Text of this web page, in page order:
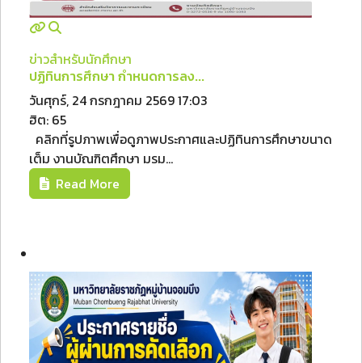
ข่าวสำหรับนักศึกษา
ปฏิทินการศึกษา กำหนดการลง...
วันศุกร์, 24 กรกฎาคม 2569 17:03
ฮิต: 65
คลิกที่รูปภาพเพื่อดูภาพประกาศและปฏิทินการศึกษาขนาด
เต็ม งานบัณฑิตศึกษา มรม...
Read More